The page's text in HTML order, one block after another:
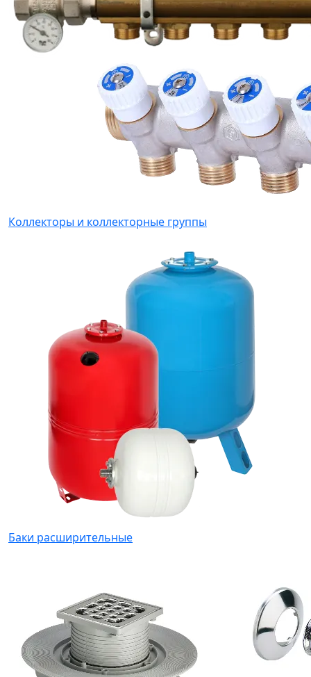
Коллекторы и коллекторные группы
Баки расширительные